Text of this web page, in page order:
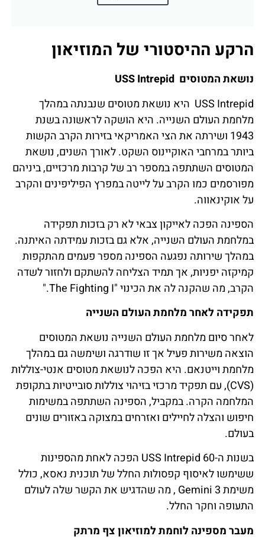
הרקע ההיסטורי של המוזיאון
נושאת המטוסים USS Intrepid
USS Intrepid היא נושאת מטוסים שנבנתה במהלך
מלחמת העולם השנייה. היא הושקה לראשונה בשנת
1943 ושירתה את הצי האמריקאי בזירות הקרב הקשות
ביותר במרחבי האוקיינוס השקט. לאורך השנים, נושאת
המטוסים השתתפה במספר רב של קרבות מרכזיים, ביניהם
מפורסמים כמו הקרב על לייטה במפרץ הפיליפינים והקרב
על אוקינאווה.
הספינה הפכה לאייקון צבאי לא רק בזכות תפקידה
במלחמת העולם השנייה, אלא גם בזכות עמידתה האיתנה.
במהלך שירותה נפגעה הספינה מספר פעמים מהתקפות
קמיקזה יפניות, אך תמיד הצליחה להשתקם ולחזור לשדה
הקרב, מה שהקנה לה את הכינוי "The Fighting I."
תפקידה לאחר מלחמת העולם השנייה
לאחר סיום מלחמת העולם השנייה נושאת המטוסים
הוצאה משירות פעיל אך זו שודרגה ושימשה גם במהלך
מלחמת וייטנאם. היא הפכה לנושאת מטוסים אנטי-צוללות
(CVS), עם תפקיד מרכזי בזיהוי צוללות סובייטיות בתקופת
המלחמה הקרה. במקביל, הספינה השתתפה במשימות
חיפוש והצלה לחיילים ואזרחים במצוקה באזורים שונים
בעולם.
בשנות ה-60 USS Intrepid הפכה לאחת מהספינות
ששימשו לאיסוף קפסולות החלל של תוכנית נאסא, כולל
משימת Gemini 3 , מה שהדגיש את הקשר שלה לעולם
התעופה וחקר החלל.
מעבר מספינה לוחמת למוזיאון צף מרתק